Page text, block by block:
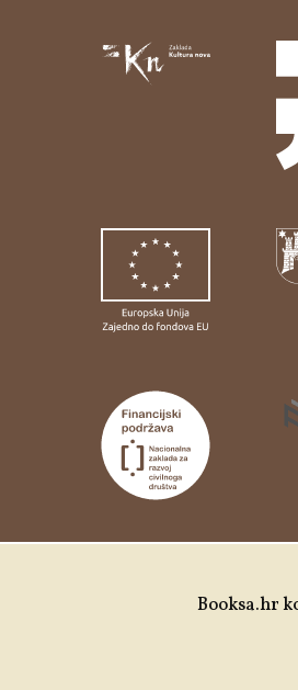
podrške Nacionalne
Booksa.hr